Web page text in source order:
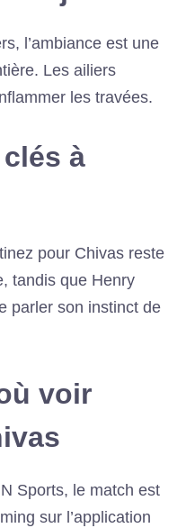
l’ambiance est une
Les ailiers
les travées.
à
pour Chivas reste
tandis que Henry
parler son instinct de
voir
Sports, le match est
sur l’application